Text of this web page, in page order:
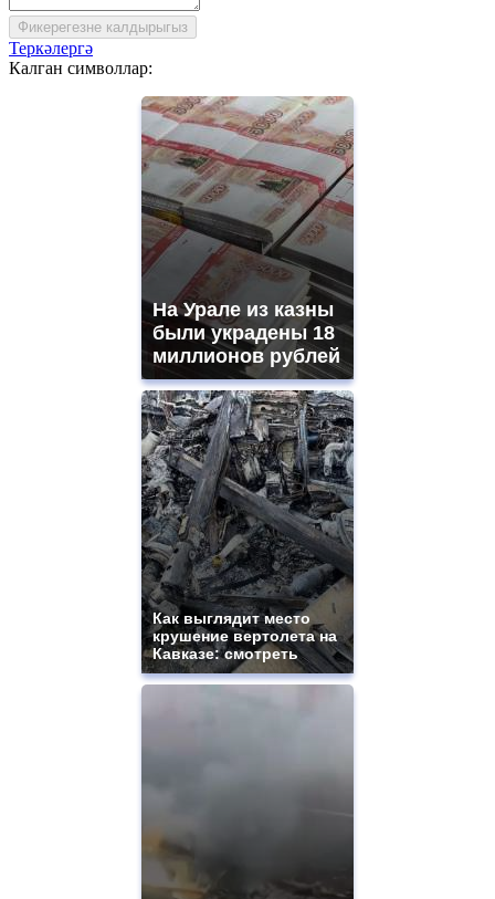
Фикерегезне калдырыгыз
Теркәлергә
Калган символлар:
На Урале из казны
были украдены 18
миллионов рублей
Как выглядит место
крушение вертолета на
Кавказе: смотреть